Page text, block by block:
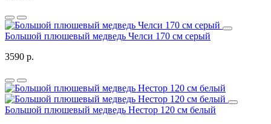
Большой плюшевый медведь Челси 170 см серый
3590 р.
Большой плюшевый медведь Нестор 120 см белый